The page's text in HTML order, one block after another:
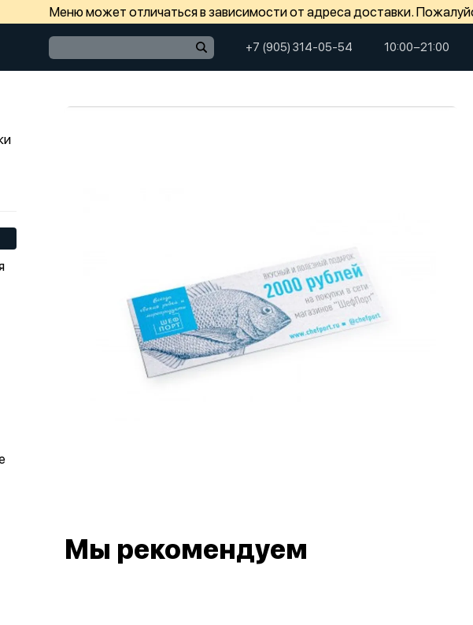
Меню может отличаться в зависимости от адреса доставки.
+7 (905) 314-05-54 10:00−21:00
Мы рекомендуем